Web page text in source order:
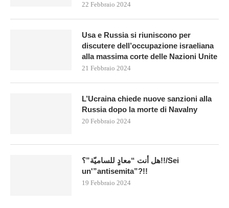
22 Febbraio 2024
Usa e Russia si riuniscono per
discutere dell’occupazione israeliana
alla massima corte delle Nazioni Unite
21 Febbraio 2024
L’Ucraina chiede nuove sanzioni alla
Russia dopo la morte di Navalny
20 Febbraio 2024
هل أنت “معادٍ للساميّة”؟!!/Sei
un'”antisemita”?!!
19 Febbraio 2024